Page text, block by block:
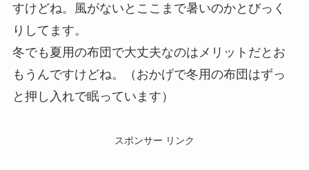
すけどね。風がないとここまで暑いのかとびっく
りしてます。
冬でも夏用の布団で大丈夫なのはメリットだとお
もうんですけどね。（おかげで冬用の布団はずっ
と押し入れで眠っています）
スポンサー リンク